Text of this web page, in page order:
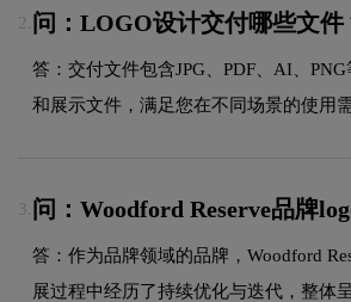
2. 问：LOGO设计交付哪些文件
答：交付文件包含JPG、PDF、AI、
和展示文件，满足您在不同场景的使用需
3. 问：Woodford Reserve品牌
答：作为品牌领域的品牌，Woodford
展过程中经历了持续优化与迭代，整体